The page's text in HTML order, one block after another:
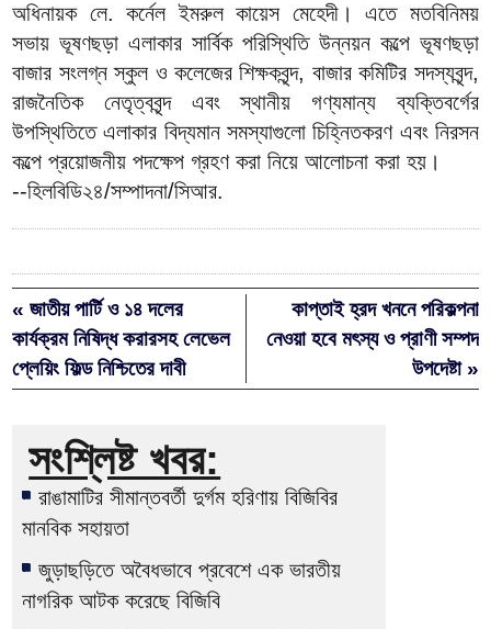
অধিনায়ক লে. কর্নেল ইমরুল কায়েস মেহেদী। এতে মতবিনিময়
সভায় ভূষণছড়া এলাকার সার্বিক পরিস্থিতি উন্নয়ন কল্পে ভূষণছড়া
বাজার সংলগ্ন স্কুল ও কলেজের শিক্ষকবৃন্দ, বাজার কমিটির সদস্যবৃন্দ,
রাজনৈতিক নেতৃত্ববৃন্দ এবং স্থানীয় গণ্যমান্য ব্যক্তিবর্গের
উপস্থিতিতে এলাকার বিদ্যমান সমস্যাগুলো চিহ্নিতকরণ এবং নিরসন
কল্পে প্রয়োজনীয় পদক্ষেপ গ্রহণ করা নিয়ে আলোচনা করা হয়।
--হিলবিডি২৪/সম্পাদনা/সিআর.
« জাতীয় পার্টি ও ১৪ দলের
কার্যক্রম নিষিদ্ধ করারসহ লেভেল
প্লেয়িং ফিল্ড নিশ্চিতের দাবী
কাপ্তাই হ্রদ খননে পরিকল্পনা
নেওয়া হবে মৎস্য ও প্রাণী সম্পদ
উপদেষ্টা »
সংশ্লিষ্ট খবর:
রাঙামাটির সীমান্তবর্তী দুর্গম হরিণায় বিজিবির
মানবিক সহায়তা
জুড়াছড়িতে অবৈধভাবে প্রবেশে এক ভারতীয়
নাগরিক আটক করেছে বিজিবি